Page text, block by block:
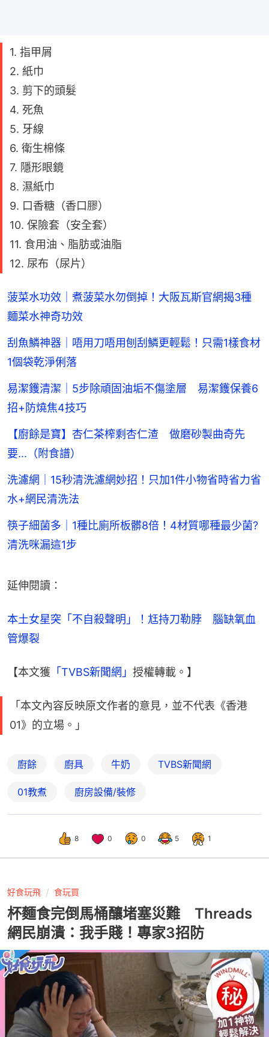
1. 指甲屑
2. 紙巾
3. 剪下的頭髮
4. 死魚
5. 牙線
6. 衛生棉條
7. 隱形眼鏡
8. 濕紙巾
9. 口香糖（香口膠）
10. 保險套（安全套）
11. 食用油、脂肪或油脂
12. 尿布（尿片）
菠菜水功效｜煮菠菜水勿倒掉！大阪瓦斯官網揭3種
麵菜水神奇功效
刮魚鱗神器｜唔用刀唔用刨刮鱗更輕鬆！只需1樣食材
1個袋乾淨俐落
易潔鑊清潔｜5步除頑固油垢不傷塗層 易潔鑊保養6
招+防燒焦4技巧
【廚餘是寶】杏仁茶榨剩杏仁渣 做磨砂製曲奇先
要...（附食譜）
洗濾網｜15秒清洗濾網妙招！只加1件小物省時省力省
水+網民清洗法
筷子細菌多｜1種比廁所板髒8倍！4材質哪種最少菌?
清洗咪漏這1步
延伸閱讀：
本土女星突「不自殺聲明」！尪持刀勒脖　腦缺氧血
管爆裂
【本文獲 「TVBS新聞網」 授權轉載。】
「本文內容反映原文作者的意見，並不代表《香港
01》的立場。」
廚餘 廚具 牛奶 TVBS新聞網
01教煮 廚房設備/裝修
8 0 0 5 1
好食玩飛 食玩買
杯麵食完倒馬桶釀堵塞災難 Threads
網民崩潰：我手賤！專家3招防